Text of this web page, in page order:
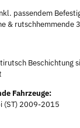
passendem
& rutschhemmende
Beschichtung
Fahrzeuge:
(ST) 2009-2015